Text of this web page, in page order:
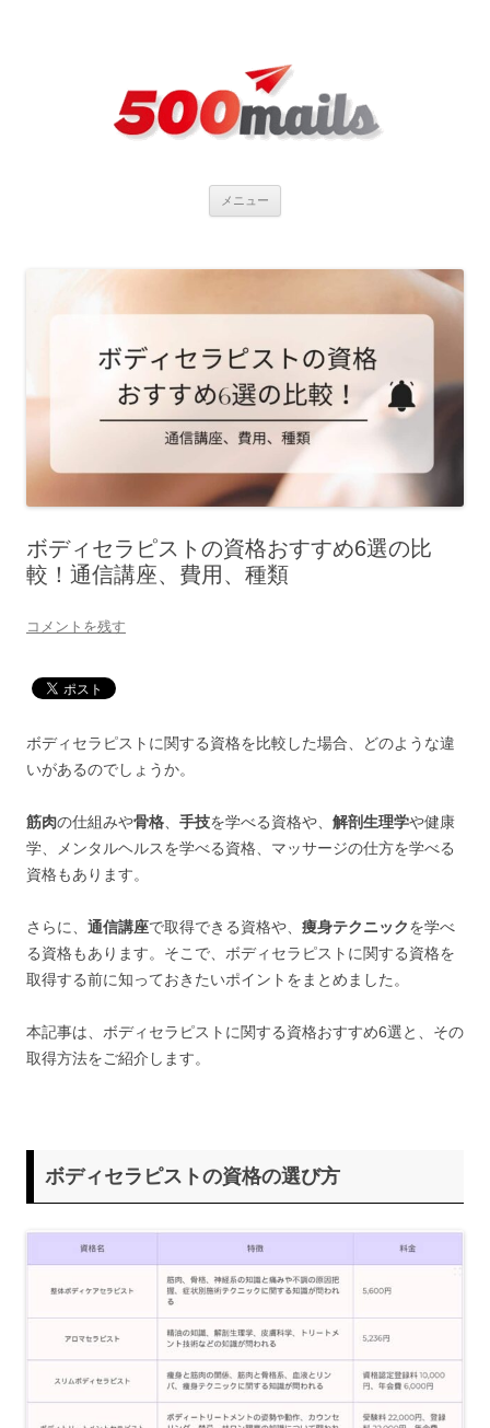
メニュー
へ
ッ
ボディセラピストの資格おすすめ6選の比
較！通信講座、費用、種類
コメントを残す
ボディセラピストに関する資格を比較した場合、どのような違
いがあるのでしょうか。
筋肉の仕組みや骨格 手技を学べる資格や、 解剖生理学や健康
学、メンタルヘルスを学べる資格、マッサージの仕方を学べる
資格もあります。
さらに、 通信講座で取得できる資格や、 痩身テクニックを学べ
る資格もあります。そこで、ボディセラピストに関する資格を
取得する前に知っておきたいポイントをまとめました。
本記事は、ボディセラピストに関する資格おすすめ6選と、その
取得方法をご紹介します。
ボディセラピストの資格の選び方